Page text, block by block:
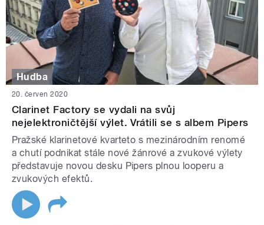
Hudba
20. červen 2020
Clarinet Factory se vydali na svůj
nejelektroničtější výlet. Vrátili se s albem Pipers
Pražské klarinetové kvarteto s mezinárodním renomé
a chutí podnikat stále nové žánrové a zvukové výlety
představuje novou desku Pipers plnou looperu a
zvukových efektů.